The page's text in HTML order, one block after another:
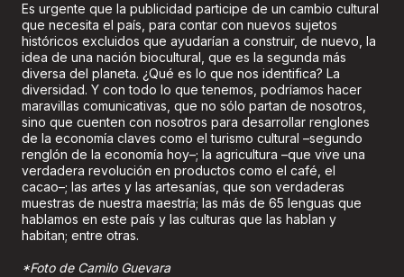
Es urgente que la publicidad participe de un cambio cultural
que necesita el país, para contar con nuevos sujetos
históricos excluidos que ayudarían a construir, de nuevo, la
idea de una nación biocultural, que es la segunda más
diversa del planeta. ¿Qué es lo que nos identifica? La
diversidad. Y con todo lo que tenemos, podríamos hacer
maravillas comunicativas, que no sólo partan de nosotros,
sino que cuenten con nosotros para desarrollar renglones
de la economía claves como el turismo cultural –segundo
renglón de la economía hoy–; la agricultura –que vive una
verdadera revolución en productos como el café, el
cacao–; las artes y las artesanías, que son verdaderas
muestras de nuestra maestría; las más de 65 lenguas que
hablamos en este país y las culturas que las hablan y
habitan; entre otras.
*Foto de Camilo Guevara